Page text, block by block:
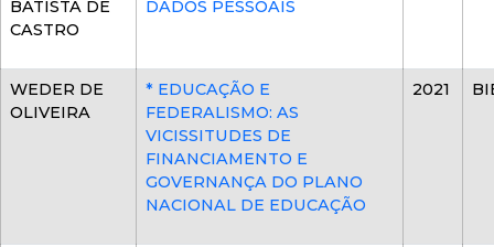
BATISTA DE
CASTRO
DADOS PESSOAIS
WEDER DE
OLIVEIRA
* EDUCAÇÃO E
FEDERALISMO: AS
VICISSITUDES DE
FINANCIAMENTO E
GOVERNANÇA DO PLANO
NACIONAL DE EDUCAÇÃO
2021